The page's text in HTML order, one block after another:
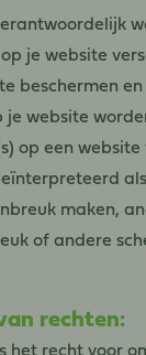
je website
beschermen
je website
op een website
maken,
of andere
rechten: